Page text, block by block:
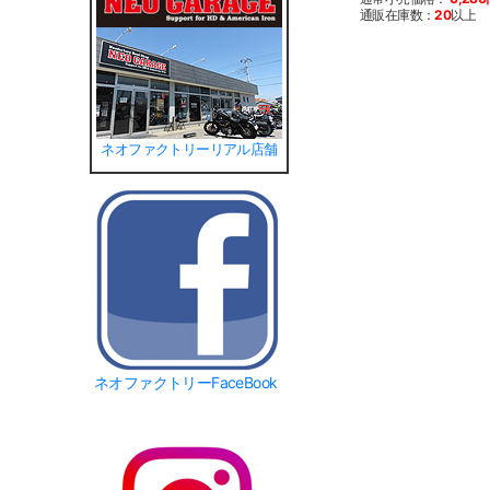
ネオファクトリーリアル店舗
ネオファクトリーFaceBook
通販在庫数：20以上